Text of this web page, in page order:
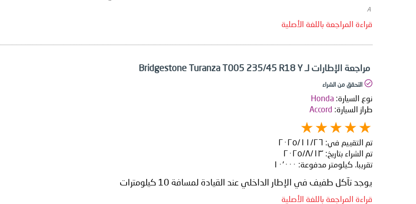
قراءة المراجعة باللغة الأصلية
مراجعة الإطارات لـ Bridgestone Turanza T005 235/45 R18 Y
التحقق من الشراء
نوع السيارة: Honda
طراز السيارة: Accord
تم التقييم في: ٢٦‏/١١‏/٢٠٢٥
تم الشراء بتاريخ: ١٣‏/٨‏/٢٠٢٥
تقريبا. كيلومتر مدفوعة: ١٠٬٠٠٠
يوجد تآكل طفيف في الإطار الداخلي عند القيادة لمسافة 10 كيلومترات
قراءة المراجعة باللغة الأصلية